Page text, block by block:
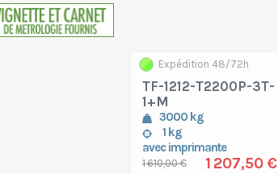
TF-1212-T2200P-3T-
1+M
3000 kg
1 kg
avec imprimante
Expédition 48/72h
1 610,00 € 1 207,50 €